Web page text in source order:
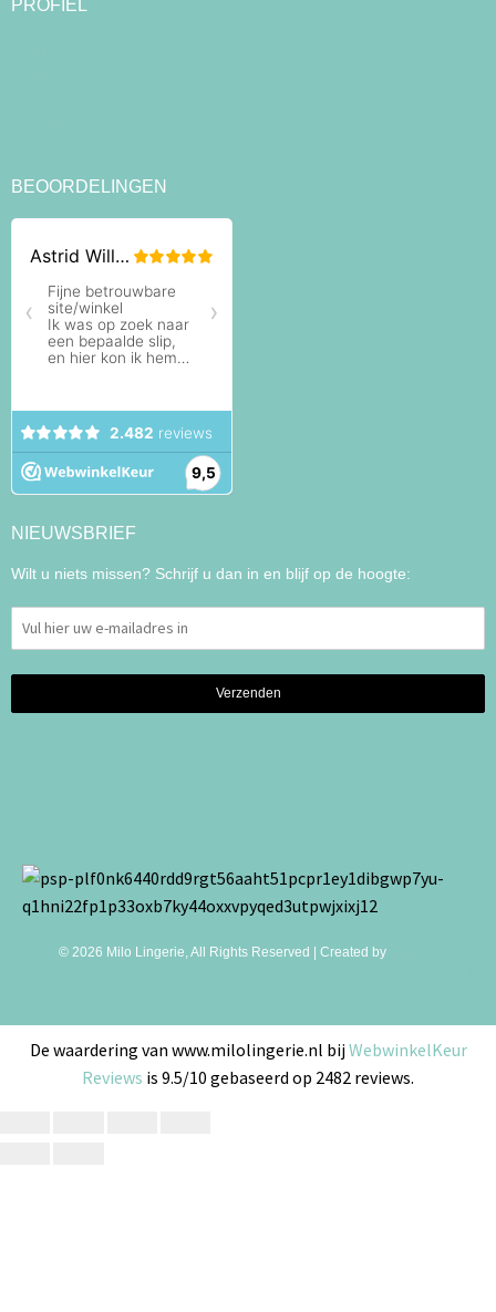
PROFIEL
BEOORDELINGEN
NIEUWSBRIEF
Wilt u niets missen? Schrijf u dan in en blijf op de hoogte:
© 2026 Milo Lingerie, All Rights Reserved | Created by
De waardering van www.milolingerie.nl bijWebwinkelKeur
Reviews is 9.5/10 gebaseerd op 2482 reviews.